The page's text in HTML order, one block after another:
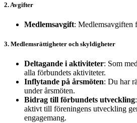
2. Avgifter
Medlemsavgift: Medlemsavgiften
3. Medlemsrättigheter och skyldigheter
Deltagande i aktiviteter: Som
alla förbundets aktiviteter.
Inflytande på årsmöten: Du har
under årsmöten.
Bidrag till förbundets utveckling
aktivt till föreningens utveckling
engagemang.